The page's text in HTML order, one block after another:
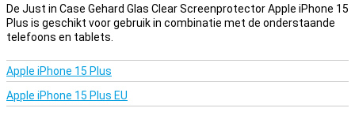
Beschermlaag die niet in de weg zit
Zoek je bescherming voor het display van je Apple iPhone 15 Plus?
Dan is deze clear screenprotector een goede optie. De
stof en scherpe voorwerpen. Zo voorkom je krassen in het scherm.
De Just in Case Gehard Glas Clear Screenprotector Apple iPhone 15
Plus is geschikt voor gebruik in combinatie met de onderstaande
telefoons en tablets.
Apple iPhone 15 Plus
Apple iPhone 15 Plus EU